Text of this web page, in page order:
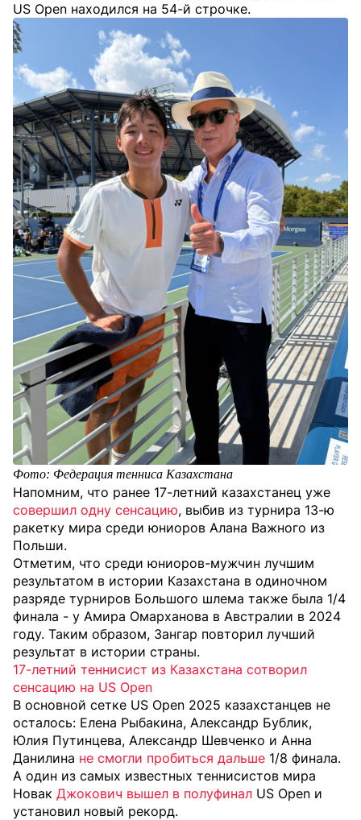
US Open находился на 54-й строчке.
Фото: Федерация тенниса Казахстана
Напомним, что ранее 17-летний казахстанец уже
совершил одну сенсацию, выбив из турнира 13-ю
ракетку мира среди юниоров Алана Важного из
Польши.
Отметим, что среди юниоров-мужчин лучшим
результатом в истории Казахстана в одиночном
разряде турниров Большого шлема также была 1/4
финала - у Амира Омарханова в Австралии в 2024
году. Таким образом, Зангар повторил лучший
результат в истории страны.
17-летний теннисист из Казахстана сотворил
сенсацию на US Open
В основной сетке US Open 2025 казахстанцев не
осталось: Елена Рыбакина, Александр Бублик,
Юлия Путинцева, Александр Шевченко и Анна
Данилина не смогли пробиться дальше 1/8 финала.
А один из самых известных теннисистов мира
Новак Джокович вышел в полуфинал US Open и
установил новый рекорд.